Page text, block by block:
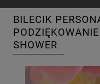
BILECIK
SHOWER